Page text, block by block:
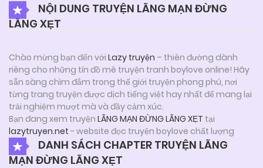
NỘI DUNG TRUYỆN LÃNG MẠN ĐỪNG
LÃNG XẸT
Chào mừng bạn đến với Lazy truyện – thiên đường dành
riêng cho những tín đồ mê truyện tranh boylove online! Hãy
sẵn sàng chìm đắm trong thế giới truyện phong phú, nơi
từng trang truyện được dịch tiếng việt hay nhất để mang lại
trải nghiệm mượt mà và đầy cảm xúc.
Bạn đang xem truyện LÃNG MẠN ĐỪNG LÃNG XẸT tại
lazytruyen.net - website đọc truyện boylove chất lượng
DANH SÁCH CHAPTER TRUYỆN LÃNG
MẠN ĐỪNG LÃNG XẸT